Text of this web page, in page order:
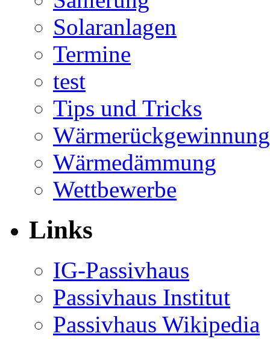
Solaranlagen
Termine
test
Tips und Tricks
Wärmerückgewinnung
Wärmedämmung
Wettbewerbe
Links
IG-Passivhaus
Passivhaus Institut
Passivhaus Wikipedia